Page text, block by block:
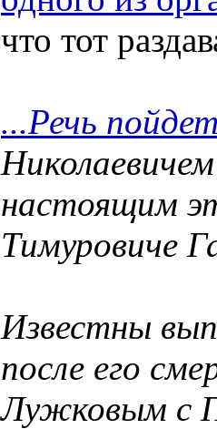
что тот
...Речь
настоящим
Тимуровиче
Известны
после его
Лужковым с